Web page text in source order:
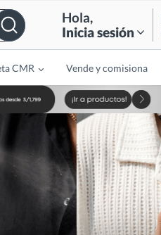
Hola,
Inicia sesión
CMR Vende y comisiona